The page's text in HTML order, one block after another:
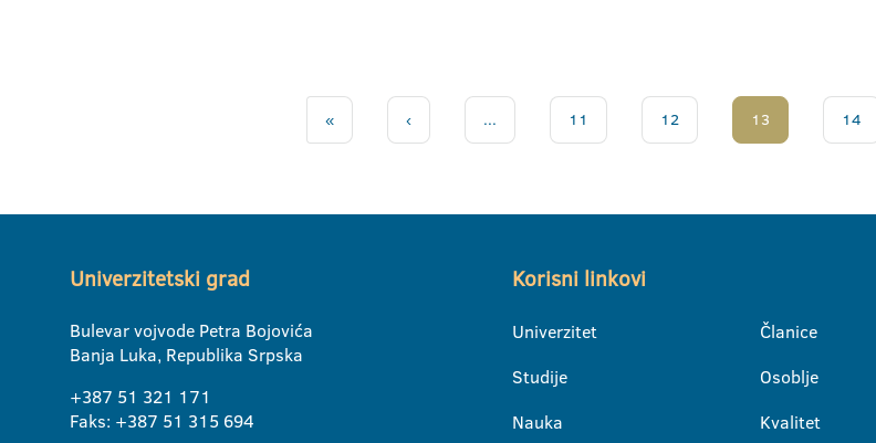
« ‹ ... 11 12 13 14
Univerzitetski grad
Bulevar vojvode Petra Bojovića
Banja Luka, Republika Srpska
+387 51 321 171
Faks: +387 51 315 694
Korisni linkovi
Univerzitet
Studije
Nauka
Članice
Osoblje
Kvalitet